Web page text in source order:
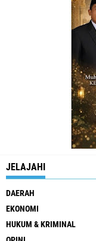
JELAJAHI
DAERAH
EKONOMI
HUKUM & KRIMINAL